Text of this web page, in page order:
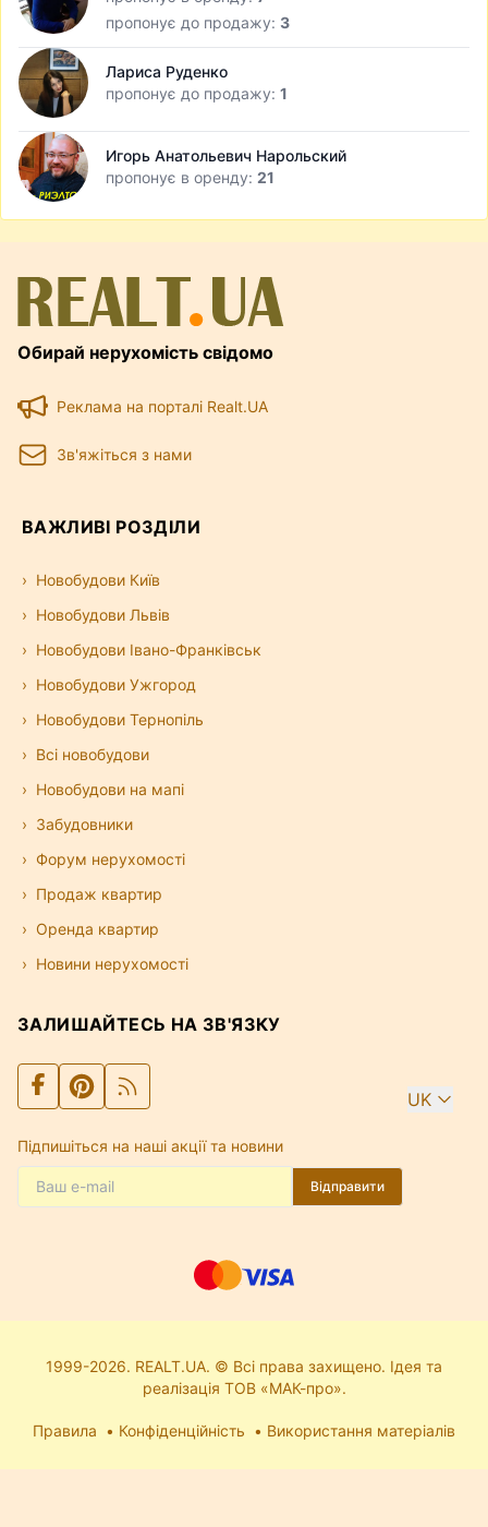
пропонує до продажу: 3
Лариса Руденко
пропонує до продажу: 1
Игорь Анатольевич Нарольский
пропонує в оренду: 21
Обирай нерухомість свідомо
Реклама на порталі Realt.UA
Зв'яжіться з нами
ВАЖЛИВІ РОЗДІЛИ
Новобудови Київ
Новобудови Львів
Новобудови Івано-Франківськ
Новобудови Ужгород
Новобудови Тернопіль
Всі новобудови
Новобудови на мапі
Забудовники
Форум нерухомості
Продаж квартир
Оренда квартир
Новини нерухомості
ЗАЛИШАЙТЕСЬ НА ЗВ'ЯЗКУ
UK
Підпишіться на наші акції та новини
Відправити
1999-2026. REALT.UA. © Всі права захищено. Ідея та
реалізація ТОВ «МАК-про».
Правила Конфіденційність Використання матеріалів